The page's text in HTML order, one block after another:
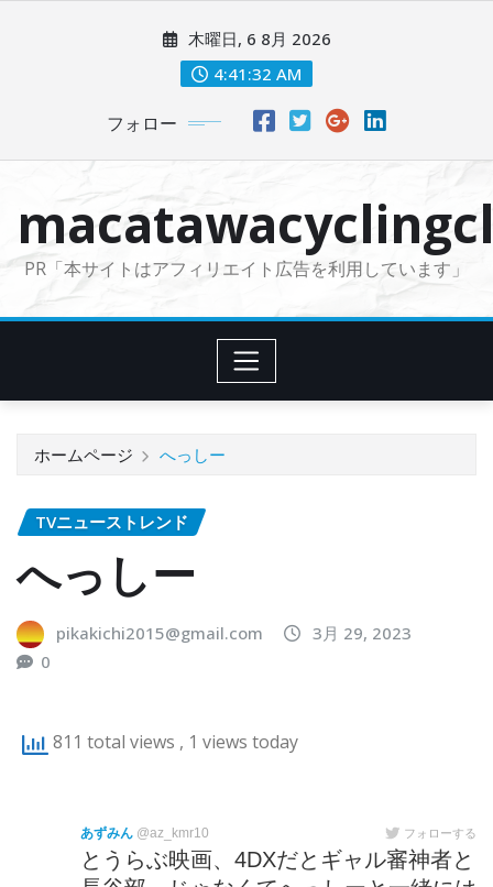
に
木曜日, 6 8月 2026
4:41:33 AM
フォロー
PR「本サイトはアフィリエイト広告を利用しています」
ホームページ へっしー
TVニューストレンド
へっしー
pikakichi2015@gmail.com
3月 29, 2023
0
811 total views , 1 views today
あずみん @az_kmr10 フォローする
とうらぶ映画、4DXだとギャル審神者と